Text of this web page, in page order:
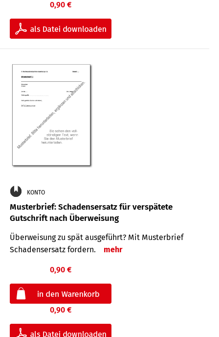
0,90 €
KONTO
Musterbrief: Schadensersatz für verspätete
Gutschrift nach Überweisung
Überweisung zu spät ausgeführt? Mit Musterbrief
Schadensersatz fordern.
mehr
0,90 €
0,90 €